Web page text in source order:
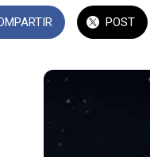
POST